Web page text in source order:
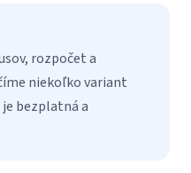
rozpočet a
niekoľko variant
bezplatná a